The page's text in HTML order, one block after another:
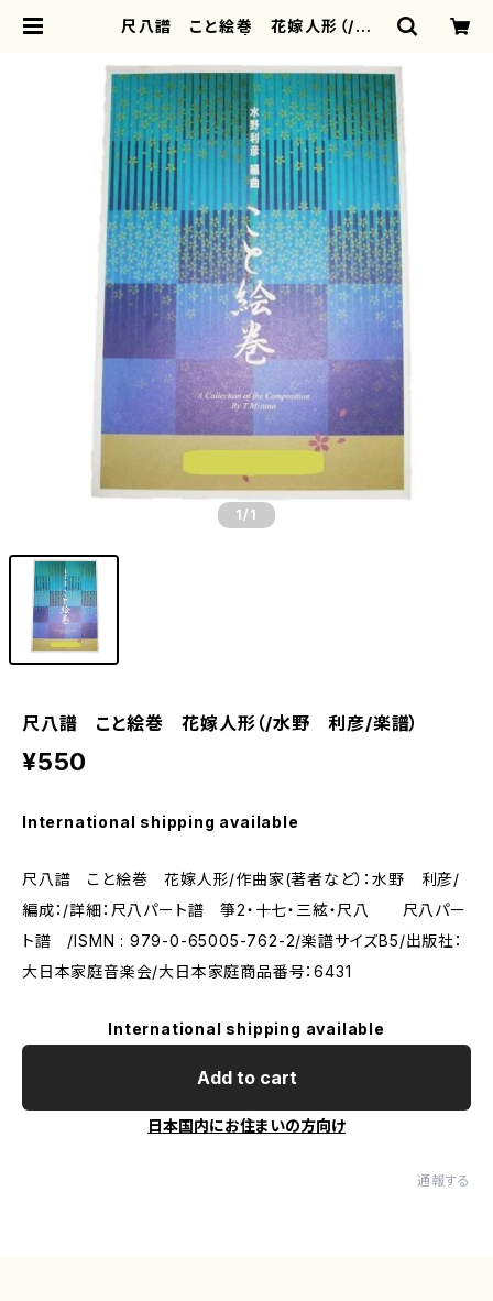
尺八譜 こと絵巻 花嫁人形（/水
1 /1
尺八譜 こと絵巻 花嫁人形（/水野 利彦/楽譜）
¥550
International shipping available
尺八譜 こと絵巻 花嫁人形/作曲家(著者など）：水野 利彦/
編成：/詳細：尺八パート譜 箏2・十七・三絃・尺八 尺八パー
ト譜 /ISMN : 979-0-65005-762-2/楽譜サイズB5/出版社：
大日本家庭音楽会/大日本家庭商品番号：6431
International shipping available
Add to cart
日本国内にお住まいの方向け
通報する